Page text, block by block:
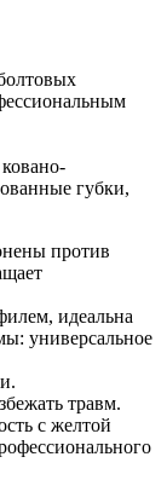
губки,
против
идеальна
универсальное
травм.
с желтой